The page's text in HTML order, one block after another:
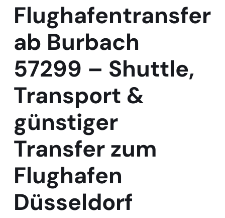
Flughafentransfer
ab Burbach
57299 – Shuttle,
Transport &
günstiger
Transfer zum
Flughafen
Düsseldorf